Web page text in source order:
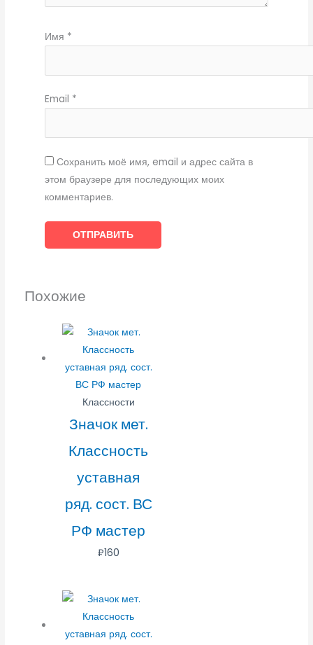
Имя *
Email *
Сохранить моё имя, email и адрес сайта в
этом браузере для последующих моих
комментариев.
Похожие
Классности
Значок мет.
Классность
уставная
ряд. сост. ВС
РФ мастер
₽160